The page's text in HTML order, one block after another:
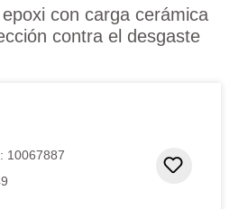
con carga cerámica
contra el desgaste
10067887